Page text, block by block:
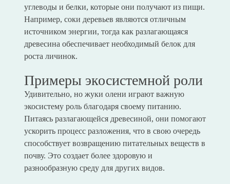
углеводы и белки, которые они получают из пищи.
Например, соки деревьев являются отличным
источником энергии, тогда как разлагающаяся
древесина обеспечивает необходимый белок для
роста личинок.
Примеры экосистемной роли
Удивительно, но жуки олени играют важную
экосистему роль благодаря своему питанию.
Питаясь разлагающейся древесиной, они помогают
ускорить процесс разложения, что в свою очередь
способствует возвращению питательных веществ в
почву. Это создает более здоровую и
разнообразную среду для других видов.